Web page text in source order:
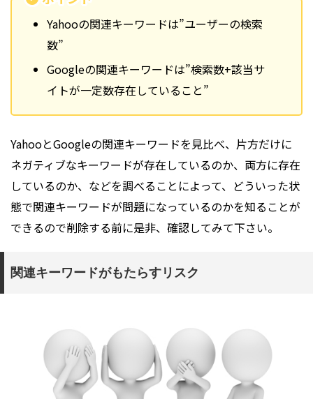
Yahooの関連キーワードは”ユーザーの検索
数”
Googleの関連キーワードは”検索数+該当サ
イトが一定数存在していること”
YahooとGoogleの関連キーワードを見比べ、片方だけに
ネガティブなキーワードが存在しているのか、両方に存在
しているのか、などを調べることによって、どういった状
態で関連キーワードが問題になっているのかを知ることが
できるので削除する前に是非、確認してみて下さい。
関連キーワードがもたらすリスク